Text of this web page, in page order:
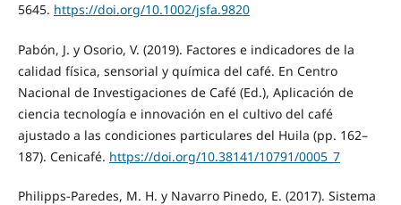
5645. https://doi.org/10.1002/jsfa.9820
Pabón, J. y Osorio, V. (2019). Factores e indicadores de la
calidad física, sensorial y química del café. En Centro
Nacional de Investigaciones de Café (Ed.), Aplicación de
ciencia tecnología e innovación en el cultivo del café
ajustado a las condiciones particulares del Huila (pp. 162–
187). Cenicafé. https://doi.org/10.38141/10791/0005_7
Philipps-Paredes, M. H. y Navarro Pinedo, E. (2017). Sistema